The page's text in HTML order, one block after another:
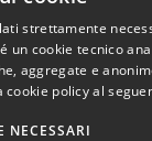
strettamente
un cookie tecnico
aggregate e
cookie policy al
NECESSARI